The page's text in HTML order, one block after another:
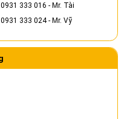
0931 333 016 - Mr. Tài
0931 333 024- Mr. Vỹ